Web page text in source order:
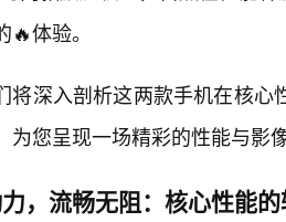
体验。
将深入剖析这两款手机在核
为您呈现一场精彩的性能与影
，流畅无阻：核心性能